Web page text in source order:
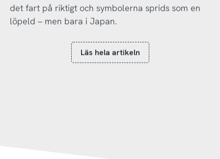
det fart på riktigt och symbolerna sprids som en
löpeld – men bara i Japan.
Läs hela artikeln